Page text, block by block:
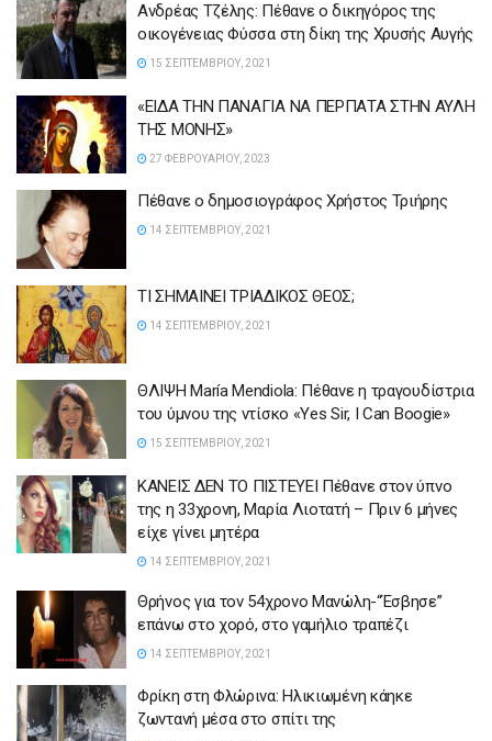
Ανδρέας Τζέλης: Πέθανε ο δικηγόρος της
οικογένειας Φύσσα στη δίκη της Χρυσής Αυγής
15 ΣΕΠΤΕΜΒΡΊΟΥ, 2021
«ΕΙΔΑ ΤΗΝ ΠΑΝΑΓΙΑ ΝΑ ΠΕΡΠΑΤΑ ΣΤΗΝ ΑΥΛΗ
ΤΗΣ ΜΟΝΗΣ»
27 ΦΕΒΡΟΥΑΡΊΟΥ, 2023
Πέθανε ο δημοσιογράφος Χρήστος Τριήρης
14 ΣΕΠΤΕΜΒΡΊΟΥ, 2021
ΤΙ ΣΗΜΑΙΝΕΙ ΤΡΙΑΔΙΚΟΣ ΘΕΟΣ;
14 ΣΕΠΤΕΜΒΡΊΟΥ, 2021
ΘΛΙΨΗ María Mendiola: Πέθανε η τραγουδίστρια
του ύμνου της ντίσκο «Yes Sir, I Can Boogie»
15 ΣΕΠΤΕΜΒΡΊΟΥ, 2021
ΚΑΝΕΙΣ ΔΕΝ ΤΟ ΠΙΣΤΕΥΕΙ Πέθανε στον ύπνο
της η 33χρονη, Μαρία Λιοτατή – Πριν 6 μήνες
είχε γίνει μητέρα
14 ΣΕΠΤΕΜΒΡΊΟΥ, 2021
Θρήνος για τον 54χρονο Μανώλη-“Έσβησε”
επάνω στο χορό, στο γαμήλιο τραπέζι
14 ΣΕΠΤΕΜΒΡΊΟΥ, 2021
Φρίκη στη Φλώρινα: Ηλικιωμένη κάηκε
ζωντανή μέσα στο σπίτι της